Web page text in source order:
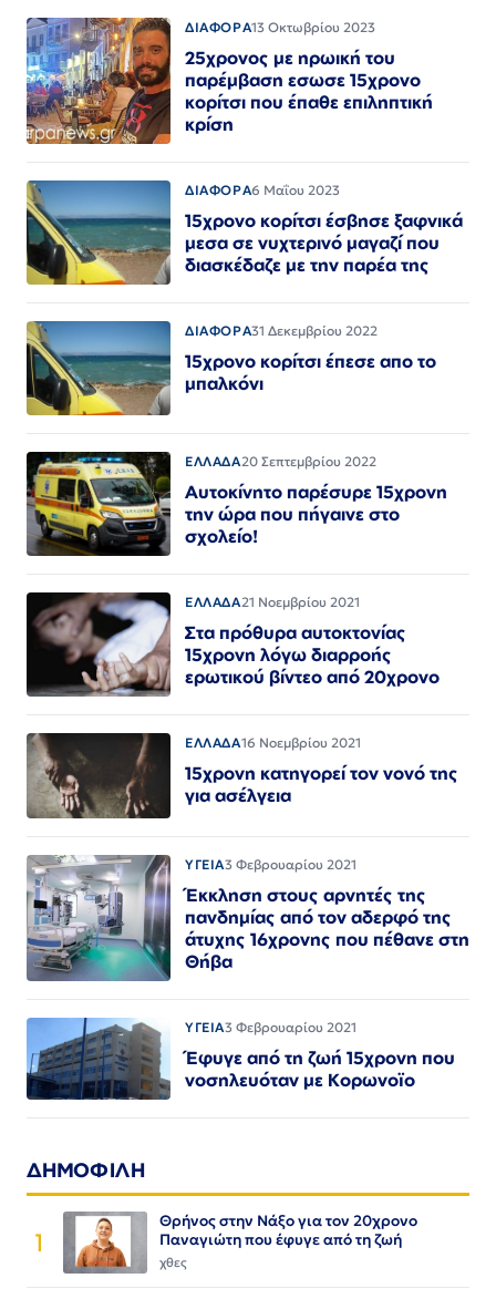
ΔΙΑΦΟΡΑ13 Οκτωβρίου 2023
25χρονος με ηρωική του
παρέμβαση εσωσε 15χρονο
κορίτσι που έπαθε επιληπτική
κρίση
ΔΙΑΦΟΡΑ6 Μαΐου 2023
15χρονο κορίτσι έσβησε ξαφνικά
μεσα σε νυχτερινό μαγαζί που
διασκέδαζε με την παρέα της
ΔΙΑΦΟΡΑ31 Δεκεμβρίου 2022
15χρονο κορίτσι έπεσε απο το
μπαλκόνι
ΕΛΛΑΔΑ20 Σεπτεμβρίου 2022
Αυτοκίνητο παρέσυρε 15χρονη
την ώρα που πήγαινε στο
σχολείο!
ΕΛΛΑΔΑ21 Νοεμβρίου 2021
Στα πρόθυρα αυτοκτονίας
15χρονη λόγω διαρροής
ερωτικού βίντεο από 20χρονο
ΕΛΛΑΔΑ16 Νοεμβρίου 2021
15χρονη κατηγορεί τον νονό της
για ασέλγεια
ΥΓΕΙΑ3 Φεβρουαρίου 2021
Έκκληση στους αρνητές της
πανδημίας από τον αδερφό της
άτυχης 16χρονης που πέθανε στη
Θήβα
ΥΓΕΙΑ3 Φεβρουαρίου 2021
Έφυγε από τη ζωή 15χρονη που
νοσηλευόταν με Κορωνοϊο
ΔΗΜΟΦΙΛΗ
1
Θρήνος στην Νάξο για τον 20χρονο
Παναγιώτη που έφυγε από τη ζωή
χθες